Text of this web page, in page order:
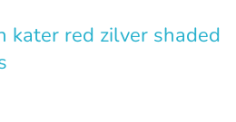
kater red zilver shaded